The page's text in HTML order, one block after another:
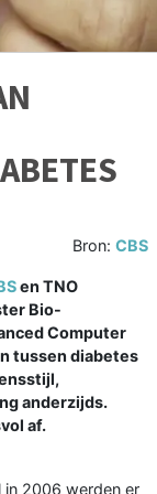
Bron: CBS
en TNO
Bio-
Computer
tussen diabetes
anderzijds.
af.
in 2006 werden er